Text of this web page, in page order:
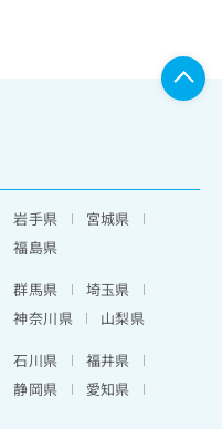
岩手県
宮城県
福島県
群馬県
埼玉県
神奈川県
山梨県
石川県
福井県
静岡県
愛知県